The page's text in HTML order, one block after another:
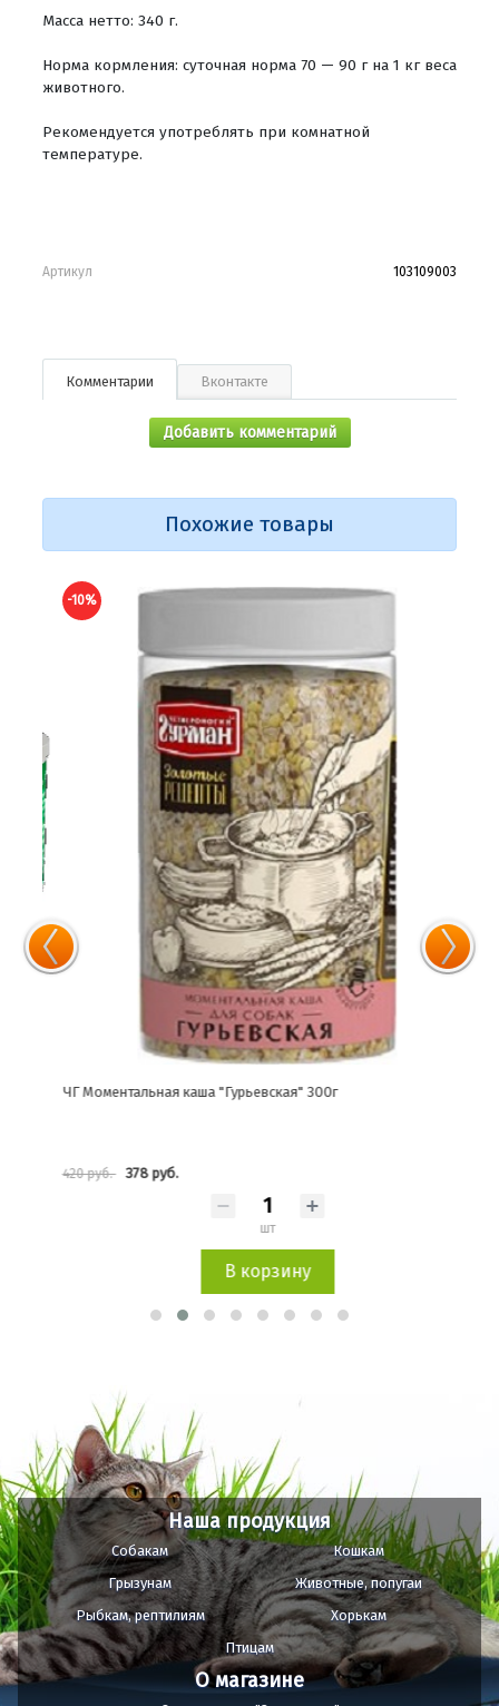
Масса нетто: 340 г.
Норма кормления: суточная норма 70 — 90 г на 1 кг веса
животного.
Рекомендуется употреблять при комнатной
температуре.
Артикул 103109003
Комментарии Вконтакте
Добавить комментарий
Похожие товары
-10%
ЧГ Моментальная каша "Гурьевская" 300г
420 руб. 378 руб.
В корзину
Наша продукция
Собакам
Кошкам
Грызунам
Животные, попугаи
Рыбкам, рептилиям
Хорькам
Птицам
О магазине